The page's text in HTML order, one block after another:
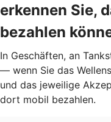
erkennen Sie,
bezahlen
In Geschäften, an
— wenn Sie das
und das jeweilige
dort mobil bezahlen.